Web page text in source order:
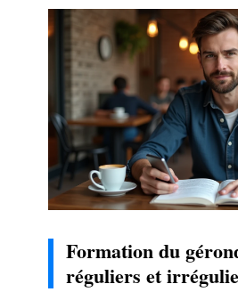
Formation du
réguliers et